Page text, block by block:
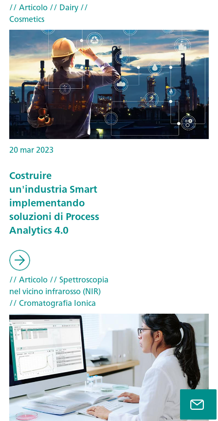
// Articolo // Dairy//
Cosmetics
20 mar 2023
Costruire
un'industria Smart
implementando
soluzioni di Process
Analytics 4.0
// Articolo // Spettroscopia
nel vicino infrarosso (NIR)
// Cromatografia Ionica